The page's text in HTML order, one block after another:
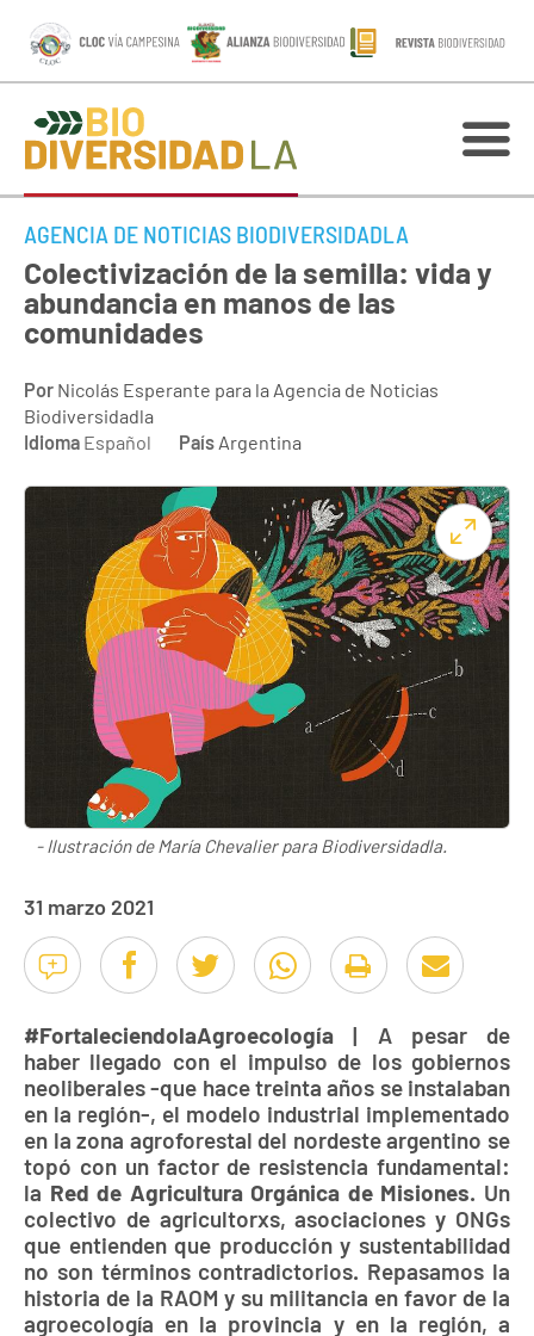
AGENCIA DE NOTICIAS BIODIVERSIDADLA
Colectivización de la semilla: vida y
abundancia en manos de las
comunidades
Por Nicolás Esperante para la Agencia de Noticias
Biodiversidadla
Idioma Español País Argentina
- Ilustración de María Chevalier para Biodiversidadla.
31 marzo 2021
#FortaleciendolaAgroecología | A pesar de
haber llegado con el impulso de los gobiernos
neoliberales -que hace treinta años se instalaban
en la región-, el modelo industrial implementado
en la zona agroforestal del nordeste argentino se
topó con un factor de resistencia fundamental:
la Red de Agricultura Orgánica de Misiones. Un
colectivo de agricultorxs, asociaciones y ONGs
que entienden que producción y sustentabilidad
no son términos contradictorios. Repasamos la
historia de la RAOM y su militancia en favor de la
agroecología en la provincia y en la región, a